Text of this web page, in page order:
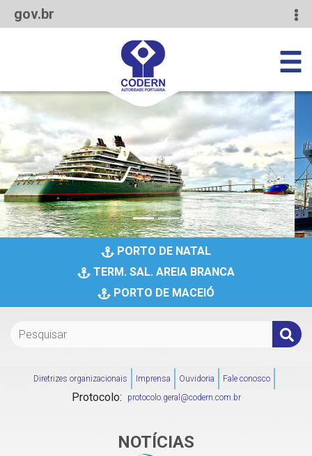
gov.br
PORTO DE NATAL
TERM. SAL. AREIA BRANCA
PORTO DE MACEIÓ
Diretrizes organizacionais Imprensa Ouvidoria Fale conosco
Protocolo: protocolo.geral@codern.com.br
NOTÍCIAS